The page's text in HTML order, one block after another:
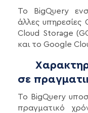
Το BigQuery
άλλες
Cloud Storage
και το Google
σε
Το BigQuery
πραγματικό